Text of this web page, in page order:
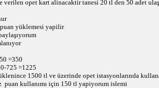
verilen opet kart alinacaktir tanesi 20 tl den 50 adet
yüklemesi yapilir
=350
725 =1225
1500 tl ve üzerinde opet istasyonlarında
puan kullanımı için 150 tl yapiyorum islemi